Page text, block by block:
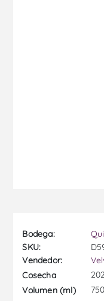
Bodega:
SKU:
Vendedor:
Cosecha
Volumen (ml)
750